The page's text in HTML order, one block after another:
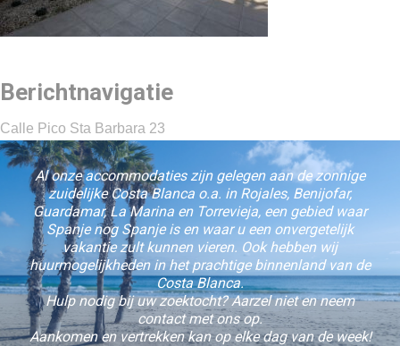
Berichtnavigatie
Calle Pico Sta Barbara 23
Al onze accommodaties zijn gelegen aan de zonnige
zuidelijke Costa Blanca o.a. in Rojales, Benijofar,
Guardamar, La Marina en Torrevieja, een gebied waar
Spanje nog Spanje is en waar u een onvergetelijk
vakantie zult kunnen vieren. Ook hebben wij
huurmogelijkheden in het prachtige binnenland van de
Costa Blanca.
Hulp nodig bij uw zoektocht? Aarzel niet en neem
contact met ons op.
Aankomen en vertrekken kan op elke dag van de week!